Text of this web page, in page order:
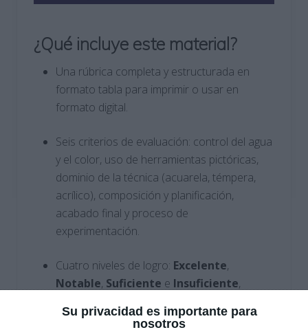
Su privacidad es importante para
nosotros
¿Qué incluye este material?
Una rúbrica completa y estructurada en
formato tabla para imprimir o usar en
formato digital.
Seis criterios de evaluación: control del agua
y el color, uso de herramientas pictóricas,
dominio de la técnica (acuarela, témpera,
acrílico), composición y planificación,
acabado final y proceso de
experimentación.
Cuatro niveles de logro: Excelente,
Notable, Suficiente e Insuficiente,
aplicables en la práctica.